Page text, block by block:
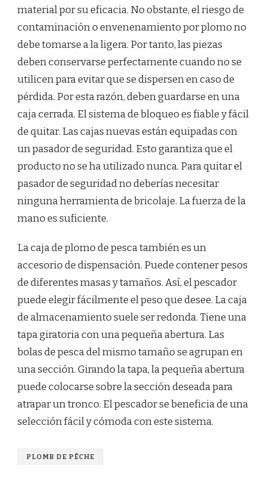
material por su eficacia. No obstante, el riesgo de
contaminación o envenenamiento por plomo no
debe tomarse a la ligera. Por tanto, las piezas
deben conservarse perfectamente cuando no se
utilicen para evitar que se dispersen en caso de
pérdida. Por esta razón, deben guardarse en una
caja cerrada. El sistema de bloqueo es fiable y fácil
de quitar. Las cajas nuevas están equipadas con
un pasador de seguridad. Esto garantiza que el
producto no se ha utilizado nunca. Para quitar el
pasador de seguridad no deberías necesitar
ninguna herramienta de bricolaje. La fuerza de la
mano es suficiente.
La caja de plomo de pesca también es un
accesorio de dispensación. Puede contener pesos
de diferentes masas y tamaños. Así, el pescador
puede elegir fácilmente el peso que desee. La caja
de almacenamiento suele ser redonda. Tiene una
tapa giratoria con una pequeña abertura. Las
bolas de pesca del mismo tamaño se agrupan en
una sección. Girando la tapa, la pequeña abertura
puede colocarse sobre la sección deseada para
atrapar un tronco. El pescador se beneficia de una
selección fácil y cómoda con este sistema.
PLOMB DE PÊCHE